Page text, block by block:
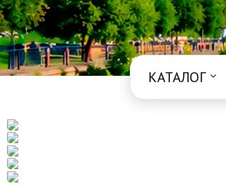
КАТАЛОГ